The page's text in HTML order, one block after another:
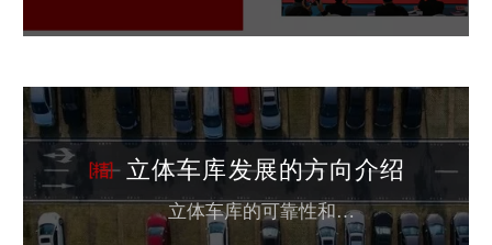
立体车库发展的方向介绍
立体车库的可靠性和技术的成熟以及应对突发状况时的有效应急措施是车库发展的必然条件.如车库内某位置发生火灾,某驾驶员未按照规定要求关闭车窗或拉上手刹,控制系统出现故障导致不能取车等,都是车库设计人员需要考虑的问题.在对地面停车和立体停车库进行选择时,只有当立体停车库比平面停车位更安全、更便捷、更实惠时,立体停车库才能有继续发展的余地. 车库应积极提高其空间利用率以及存取车效率.相比平面停...